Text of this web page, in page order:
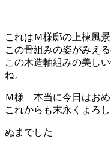
これはＭ様邸の上棟風景
この骨組みの姿がみえ
この木造軸組みの美し
ね。
Ｍ様 本当に今日はおめ
これからも末永くよろ
ぬまでした